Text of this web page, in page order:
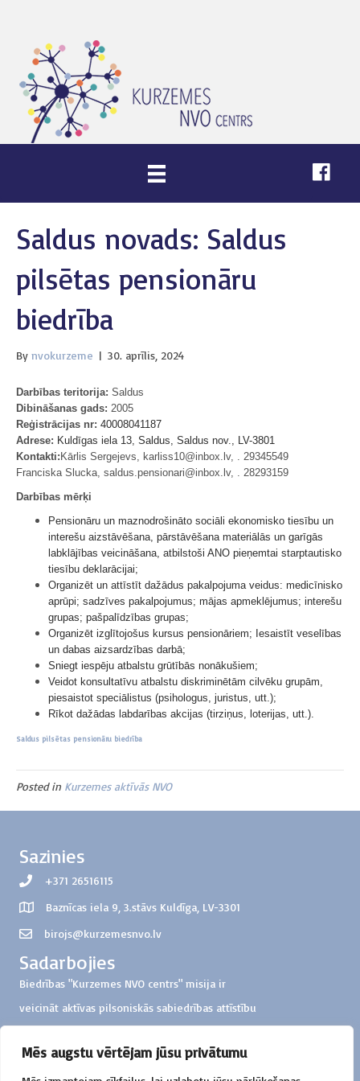
Mēs augstu vērtējam jūsu privātumu
Saldus novads: Saldus
pilsētas pensionāru
biedrība
By nvokurzeme | 30. aprīlis, 2024
Darbības teritorija: Saldus
Dibināšanas gads: 2005
Reģistrācijas nr: 40008041187
Adrese: Kuldīgas iela 13, Saldus, Saldus nov., LV-3801
Kontakti: Kārlis Sergejevs, karliss10@inbox.lv, . 29345549
Franciska Slucka, saldus.pensionari@inbox.lv, . 28293159
Darbības mērķi
Pensionāru un maznodrošināto sociāli ekonomisko tiesību un
interešu aizstāvēšana, pārstāvēšana materiālās un garīgās
labklājības veicināšana, atbilstoši ANO pieņemtai starptautisko
tiesību deklarācijai;
Organizēt un attīstīt dažādus pakalpojuma veidus: medicīnisko
aprūpi; sadzīves pakalpojumus; mājas apmeklējumus; interešu
grupas; pašpalīdzības grupas;
Organizēt izglītojošus kursus pensionāriem; Iesaistīt veselības
un dabas aizsardzības darbā;
Sniegt iespēju atbalstu grūtībās nonākušiem;
Veidot konsultatīvu atbalstu diskriminētām cilvēku grupām,
piesaistot speciālistus (psihologus, juristus, utt.);
Rīkot dažādas labdarības akcijas (tirziņus, loterijas, utt.).
Saldus pilsētas pensionāru biedrība
Posted in Kurzemes aktīvās NVO
Sazinies
+371 26516115
Baznīcas iela 9, 3.stāvs Kuldīga, LV-3301
birojs@kurzemesnvo.lv
Sadarbojies
Biedrības "Kurzemes NVO centrs" misija ir
veicināt aktīvas pilsoniskās sabiedrības attīstību
Ziedo